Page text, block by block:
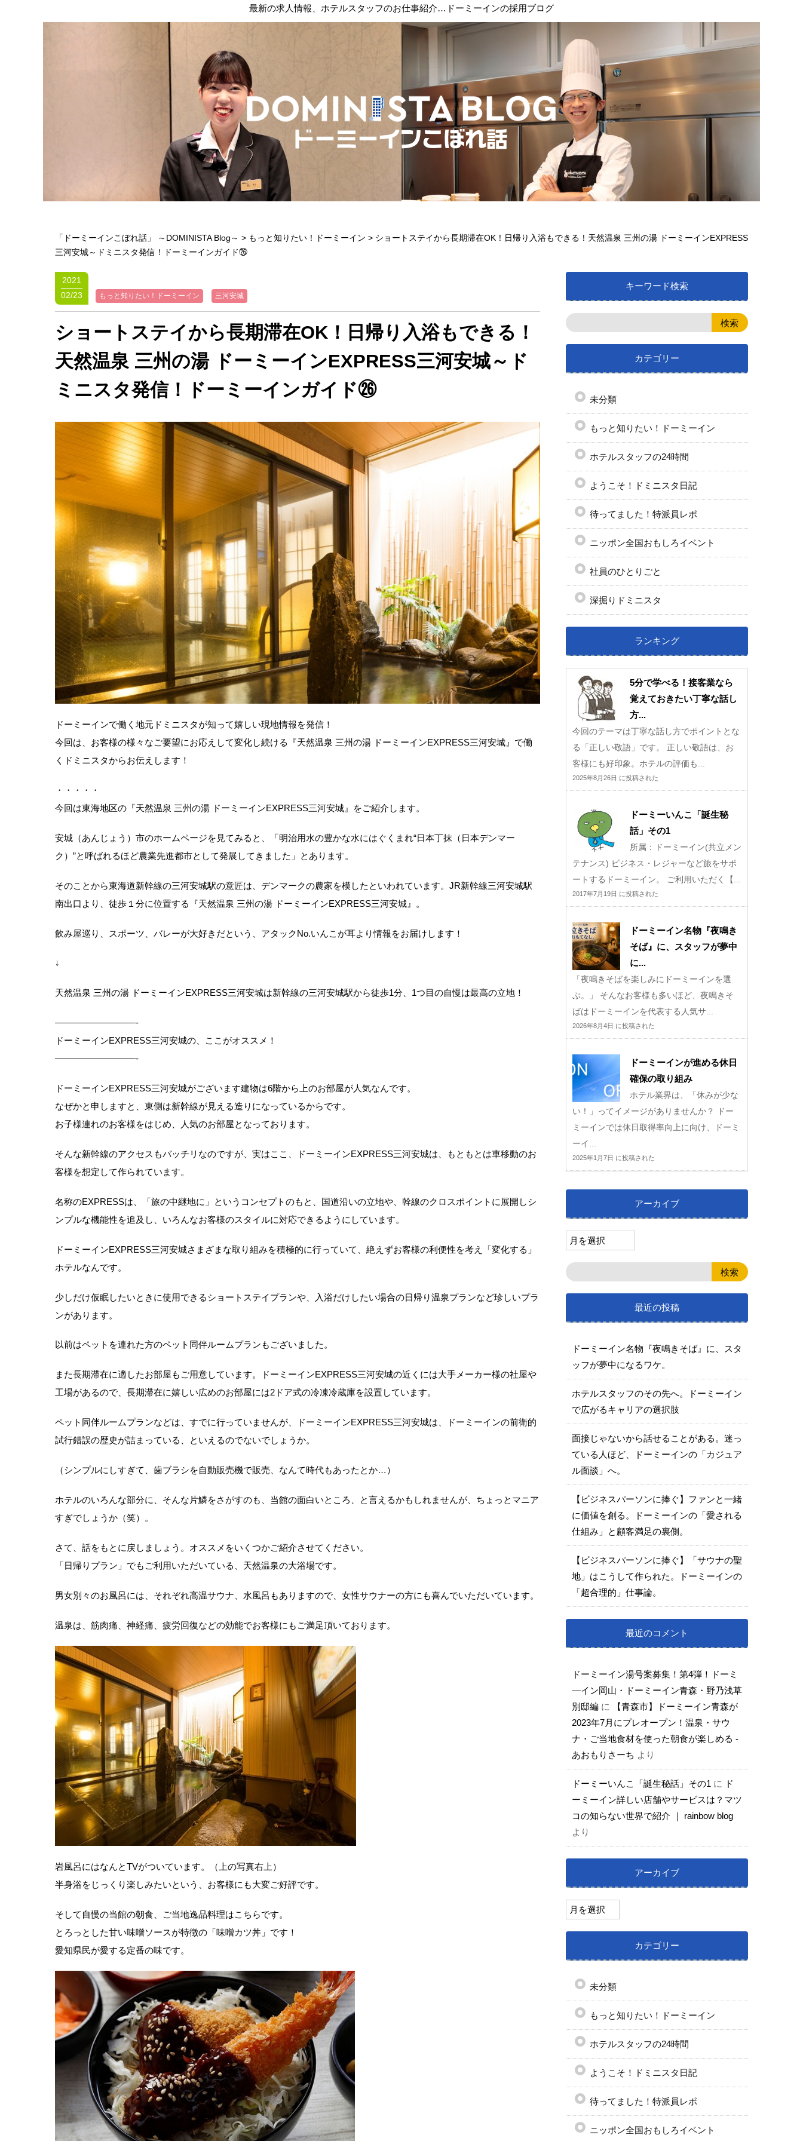
最新の求人情報、ホテルスタッフのお仕事紹介…ドーミーインの採用ブログ
「ドーミーインこぼれ話」 ～DOMINISTA Blog～ > もっと知りたい！ドーミーイン > ショートステイから長期滞在OK！日帰り入浴もできる！天然温泉 三州の湯 ドーミーインEXPRESS
三河安城～ドミニスタ発信！ドーミーインガイド㉖
2021
02/23
もっと知りたい！ドーミーイン 三河安城
ショートステイから長期滞在OK！日帰り入浴もできる！
天然温泉 三州の湯 ドーミーインEXPRESS三河安城～ド
ミニスタ発信！ドーミーインガイド㉖
ドーミーインで働く地元ドミニスタが知って嬉しい現地情報を発信！
今回は、お客様の様々なご要望にお応えして変化し続ける『天然温泉 三州の湯 ドーミーインEXPRESS三河安城』で働
くドミニスタからお伝えします！
・・・・・
今回は東海地区の『天然温泉 三州の湯 ドーミーインEXPRESS三河安城』をご紹介します。
安城（あんじょう）市のホームページを見てみると、「明治用水の豊かな水にはぐくまれ“日本丁抹（日本デンマー
ク）”と呼ばれるほど農業先進都市として発展してきました」とあります。
そのことから東海道新幹線の三河安城駅の意匠は、デンマークの農家を模したといわれています。JR新幹線三河安城駅
南出口より、徒歩１分に位置する『天然温泉 三州の湯 ドーミーインEXPRESS三河安城』。
飲み屋巡り、スポーツ、バレーが大好きだという、アタックNo.いんこが耳より情報をお届けします！
↓
天然温泉 三州の湯 ドーミーインEXPRESS三河安城は新幹線の三河安城駅から徒歩1分、1つ目の自慢は最高の立地！
—————————-
ドーミーインEXPRESS三河安城の、ここがオススメ！
—————————-
ドーミーインEXPRESS三河安城がございます建物は6階から上のお部屋が人気なんです。
なぜかと申しますと、東側は新幹線が見える造りになっているからです。
お子様連れのお客様をはじめ、人気のお部屋となっております。
そんな新幹線のアクセスもバッチリなのですが、実はここ、ドーミーインEXPRESS三河安城は、もともとは車移動のお
客様を想定して作られています。
名称のEXPRESSは、「旅の中継地に」というコンセプトのもと、国道沿いの立地や、幹線のクロスポイントに展開しシ
ンプルな機能性を追及し、いろんなお客様のスタイルに対応できるようにしています。
ドーミーインEXPRESS三河安城さまざまな取り組みを積極的に行っていて、絶えずお客様の利便性を考え「変化する」
ホテルなんです。
少しだけ仮眠したいときに使用できるショートステイプランや、入浴だけしたい場合の日帰り温泉プランなど珍しいプラ
ンがあります。
以前はペットを連れた方のペット同伴ルームプランもございました。
また長期滞在に適したお部屋もご用意しています。ドーミーインEXPRESS三河安城の近くには大手メーカー様の社屋や
工場があるので、長期滞在に嬉しい広めのお部屋には2ドア式の冷凍冷蔵庫を設置しています。
ペット同伴ルームプランなどは、すでに行っていませんが、ドーミーインEXPRESS三河安城は、ドーミーインの前衛的
試行錯誤の歴史が詰まっている、といえるのでないでしょうか。
（シンプルにしすぎて、歯ブラシを自動販売機で販売、なんて時代もあったとか…）
ホテルのいろんな部分に、そんな片鱗をさがすのも、当館の面白いところ、と言えるかもしれませんが、ちょっとマニア
すぎでしょうか（笑）。
さて、話をもとに戻しましょう。オススメをいくつかご紹介させてください。
「日帰りプラン」でもご利用いただいている、天然温泉の大浴場です。
男女別々のお風呂には、それぞれ高温サウナ、水風呂もありますので、女性サウナーの方にも喜んでいただいています。
温泉は、筋肉痛、神経痛、疲労回復などの効能でお客様にもご満足頂いております。
岩風呂にはなんとTVがついています。（上の写真右上）
半身浴をじっくり楽しみたいという、お客様にも大変ご好評です。
そして自慢の当館の朝食、ご当地逸品料理はこちらです。
とろっとした甘い味噌ソースが特徴の「味噌カツ丼」です！
愛知県民が愛する定番の味です。
キーワード検索
カテゴリー
未分類
もっと知りたい！ドーミーイン
ホテルスタッフの24時間
ようこそ！ドミニスタ日記
待ってました！特派員レポ
ニッポン全国おもしろイベント
社員のひとりごと
深掘りドミニスタ
ランキング
5分で学べる！接客業なら
覚えておきたい丁寧な話し
方...
今回のテーマは丁寧な話し方でポイントとな
る「正しい敬語」です。 正しい敬語は、お
客様にも好印象。ホテルの評価も...
2025年8月26日 に投稿された
ドーミーいんこ「誕生秘
話」その1
所属：ドーミーイン(共立メン
テナンス) ビジネス・レジャーなど旅をサポ
ートするドーミーイン。 ご利用いただく【...
2017年7月19日 に投稿された
ドーミーイン名物『夜鳴き
そば』に、スタッフが夢中
に...
「夜鳴きそばを楽しみにドーミーインを選
ぶ。」 そんなお客様も多いほど、夜鳴きそ
ばはドーミーインを代表する人気サ...
2026年8月4日 に投稿された
ドーミーインが進める休日
確保の取り組み
ホテル業界は、「休みが少な
い！」ってイメージがありませんか？ ドー
ミーインでは休日取得率向上に向け、ドーミ
ーイ...
2025年1月7日 に投稿された
アーカイブ
最近の投稿
ドーミーイン名物『夜鳴きそば』に、スタ
ッフが夢中になるワケ。
ホテルスタッフのその先へ。ドーミーイン
で広がるキャリアの選択肢
面接じゃないから話せることがある。迷っ
ている人ほど、ドーミーインの「カジュア
ル面談」へ。
【ビジネスパーソンに捧ぐ】ファンと一緒
に価値を創る。ドーミーインの「愛される
仕組み」と顧客満足の裏側。
【ビジネスパーソンに捧ぐ】「サウナの聖
地」はこうして作られた。ドーミーインの
「超合理的」仕事論。
最近のコメント
ドーミーイン湯号案募集！第4弾！ドーミ
―イン岡山・ドーミーイン青森・野乃浅草
別邸編に
【青森市】ドーミーイン青森が
2023年7月にプレオープン！温泉・サウ
ナ・ご当地食材を使った朝食が楽しめる -
あおもりさーち より
ドーミーいんこ「誕生秘話」その1 に
ド
ーミーイン詳しい店舗やサービスは？マツ
コの知らない世界で紹介 ｜ rainbow blog
より
アーカイブ
カテゴリー
未分類
もっと知りたい！ドーミーイン
ホテルスタッフの24時間
ようこそ！ドミニスタ日記
待ってました！特派員レポ
ニッポン全国おもしろイベント